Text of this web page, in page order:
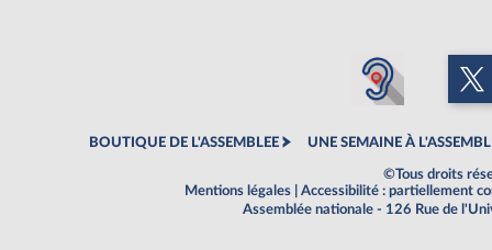
BOUTIQUE DE L'ASSEMBLEE UNE SEMAINE À
©Tous droits
Mentions légales
Accessibilité : partiellement
Assemblée nationale - 126 Rue de